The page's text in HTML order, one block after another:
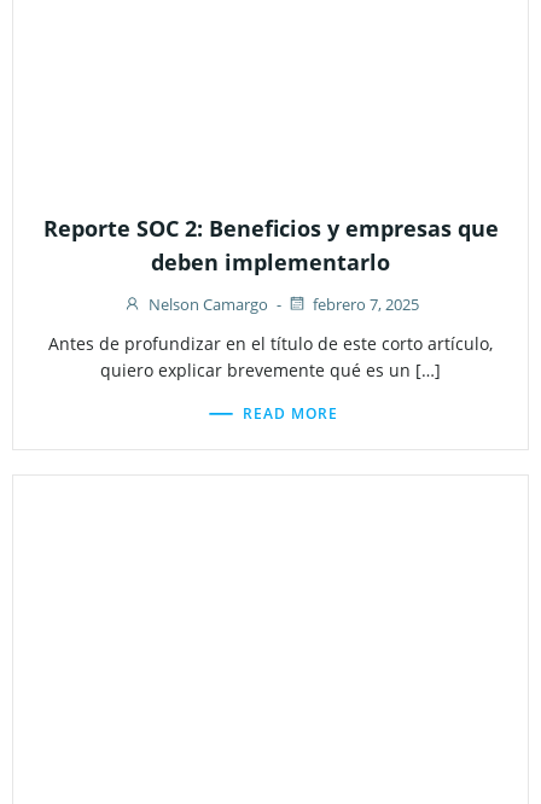
Reporte SOC 2: Beneficios y empresas que
deben implementarlo
Nelson Camargo - febrero 7, 2025
Antes de profundizar en el título de este corto artículo,
quiero explicar brevemente qué es un […]
READ MORE